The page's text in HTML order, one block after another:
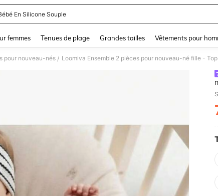
En Silicone Souple
femmes Tenues de plage Grandes tailles Vêtements pour
pour nouveau-nés / Loomiva Ensemble 2 pièces pour nouveau-né fille -